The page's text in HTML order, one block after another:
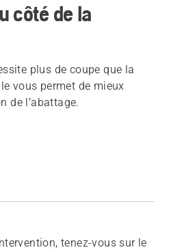
côté de la
plus de coupe que la
vous permet de mieux
de l’abattage.
tenez-vous sur le